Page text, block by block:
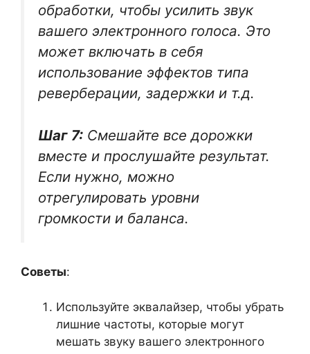
обработки, чтобы усилить звук
вашего электронного голоса. Это
может включать в себя
использование эффектов типа
реверберации, задержки и т.д.
Шаг 7: Смешайте все дорожки
вместе и прослушайте результат.
Если нужно, можно
отрегулировать уровни
громкости и баланса.
Советы:
Используйте эквалайзер, чтобы убрать
лишние частоты, которые могут
мешать звуку вашего электронного